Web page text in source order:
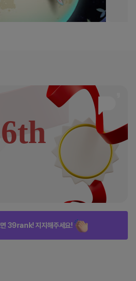
39rank! 지지해주세요!